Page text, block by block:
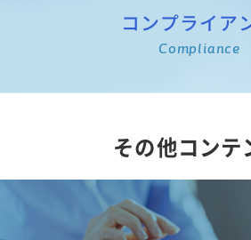
コンプライア
Compliance
その他コンテ